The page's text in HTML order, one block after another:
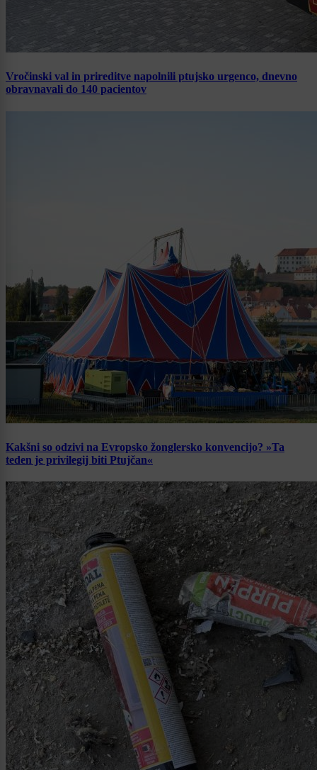
Vročinski val in prireditve napolnili ptujsko urgenco, dnevno
obravnavali do 140 pacientov
Kakšni so odzivi na Evropsko žonglersko konvencijo? »Ta
teden je privilegij biti Ptujčan«